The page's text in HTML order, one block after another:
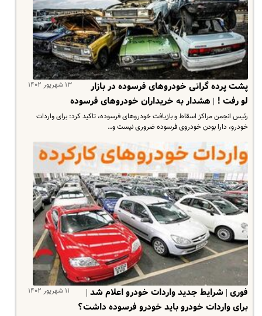
۱۳ شهریور ۱۴۰۲
پشت پرده گرانی خودروهای فرسوده در بازار
لو رفت ! | هشدار به خریداران خودروهای فرسوده
رئیس انجمن مراکز اسقاط و بازیافت خودروهای فرسوده، تاکید کرد: برای واردات
خودرو، دارا بودن خودروی فرسوده ضروری نیست و…
۱۱ شهریور ۱۴۰۲
فوری | شرایط جدید واردات خودرو اعلام شد |
برای واردات خودرو باید خودرو فرسوده داشت؟